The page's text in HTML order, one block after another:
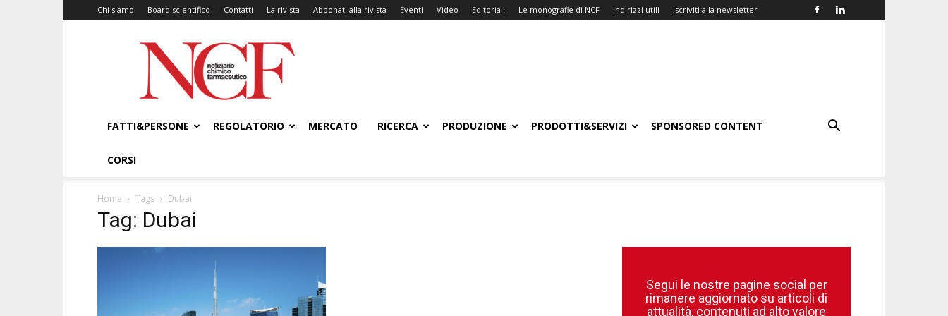
Chi siamo Board scientifico Contatti La rivista Abbonati alla rivista Eventi Video Editoriali Le monografie di NCF Indirizzi utili Iscriviti alla newsletter
NCF
–
Notiziario
Chimico
FATTI&PERSONE
REGOLATORIO MERCATO RICERCA PRODUZIONE PRODOTTI&SERVIZI SPONSORED CONTENT
CORSI
Home Tags Dubai
Tag: Dubai
Segui le nostre pagine social per
rimanere aggiornato su articoli di
attualità, contenuti ad alto valore